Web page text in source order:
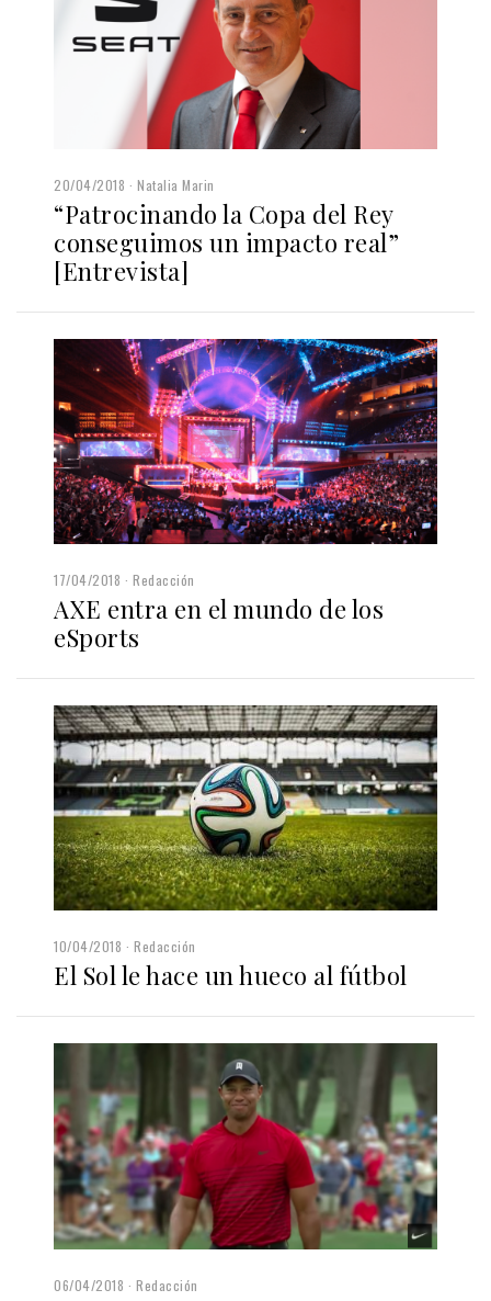
20/04/2018 Natalia Marin
“Patrocinando la Copa del Rey
conseguimos un impacto real”
[Entrevista]
17/04/2018 Redacción
AXE entra en el mundo de los
eSports
10/04/2018 Redacción
El Sol le hace un hueco al fútbol
06/04/2018 Redacción